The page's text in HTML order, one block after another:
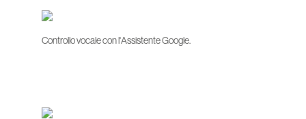
Controllo vocale con l'Assistente Google.